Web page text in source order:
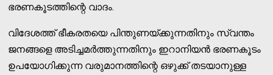
ഭരണകൂടത്തിന്റെ വാദം.
വിദേശത്ത് ഭീകരതയെ പിന്തുണയ്ക്കുന്നതിനും സ്വന്തം
ജനങ്ങളെ അടിച്ചമര്‍ത്തുന്നതിനും ഇറാനിയന്‍ ഭരണകൂടം
ഉപയോഗിക്കുന്ന വരുമാനത്തിന്റെ ഒഴുക്ക് തടയാനുള്ള